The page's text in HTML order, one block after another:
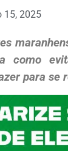
15, 2025
como
para se